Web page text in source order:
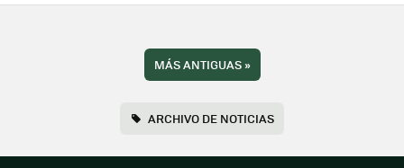
MÁS ANTIGUAS»
ARCHIVO DE NOTICIAS